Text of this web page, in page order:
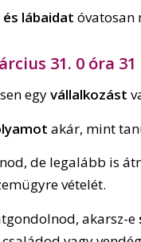
lábaidat óvatosan
31. 0 óra
egyvállalkozást
akár, mint
de legalább is
vételét.
akarsz-e